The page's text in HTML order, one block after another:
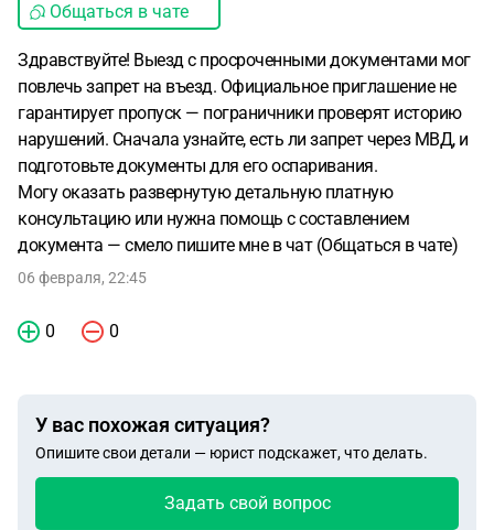
Общаться в чате
Здравствуйте! Выезд с просроченными документами мог
повлечь запрет на въезд. Официальное приглашение не
гарантирует пропуск — пограничники проверят историю
нарушений. Сначала узнайте, есть ли запрет через МВД, и
подготовьте документы для его оспаривания.
Могу оказать развернутую детальную платную
консультацию или нужна помощь с составлением
документа — смело пишите мне в чат (Общаться в чате)
06 февраля, 22:45
0 0
У вас похожая ситуация?
Опишите свои детали — юрист подскажет, что делать.
Задать свой вопрос